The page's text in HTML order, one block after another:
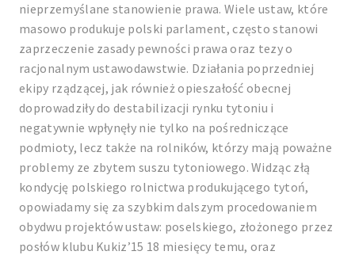
nieprzemyślane stanowienie prawa. Wiele ustaw, które
masowo produkuje polski parlament, często stanowi
zaprzeczenie zasady pewności prawa oraz tezy o
racjonalnym ustawodawstwie. Działania poprzedniej
ekipy rządzącej, jak również opieszałość obecnej
doprowadziły do destabilizacji rynku tytoniu i
negatywnie wpłynęły nie tylko na pośredniczące
podmioty, lecz także na rolników, którzy mają poważne
problemy ze zbytem suszu tytoniowego. Widząc złą
kondycję polskiego rolnictwa produkującego tytoń,
opowiadamy się za szybkim dalszym procedowaniem
obydwu projektów ustaw: poselskiego, złożonego przez
posłów klubu Kukiz’15 18 miesięcy temu, oraz